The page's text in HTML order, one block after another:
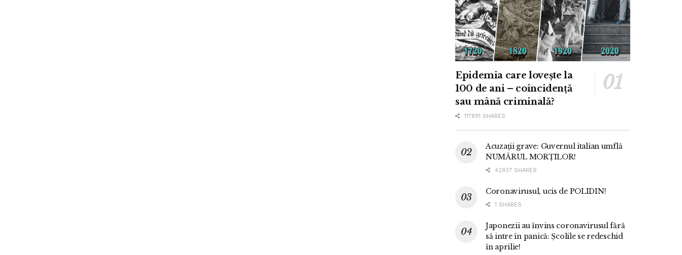
Epidemia care lovește la
100 de ani – coincidență
sau mână criminală?
117891 SHARES
Acuzații grave: Guvernul italian umflă
NUMĂRUL MORȚILOR!
42937 SHARES
Coronavirusul, ucis de POLIDIN!
1 SHARES
Japonezii au învins coronavirusul fără
să intre în panică: Școlile se redeschid
în aprilie!